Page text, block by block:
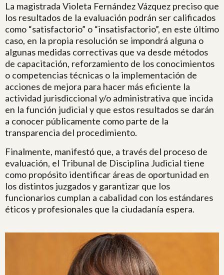
La magistrada Violeta Fernández Vázquez preciso que
los resultados de la evaluación podrán ser calificados
como “satisfactorio” o “insatisfactorio”, en este último
caso, en la propia resolución se impondrá alguna o
algunas medidas correctivas que va desde métodos
de capacitación, reforzamiento de los conocimientos
o competencias técnicas o la implementación de
acciones de mejora para hacer más eficiente la
actividad jurisdiccional y/o administrativa que incida
en la función judicial y que estos resultados se darán
a conocer públicamente como parte de la
transparencia del procedimiento.
Finalmente, manifestó que, a través del proceso de
evaluación, el Tribunal de Disciplina Judicial tiene
como propósito identificar áreas de oportunidad en
los distintos juzgados y garantizar que los
funcionarios cumplan a cabalidad con los estándares
éticos y profesionales que la ciudadanía espera.